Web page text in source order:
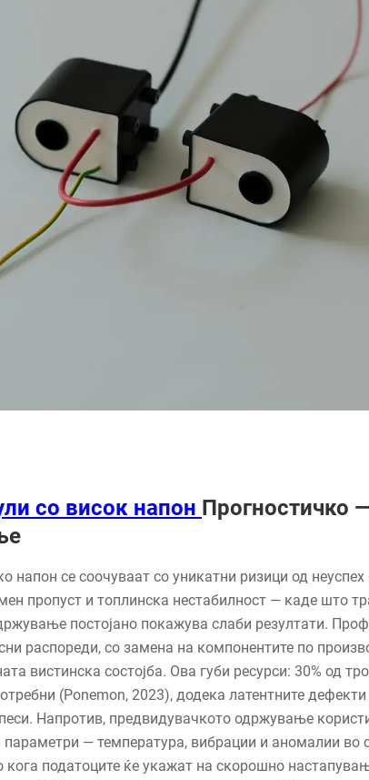
со висок напон Прогностичко
напон се соочуваат со уникатни ризици од
пропуст и топлинска нестабилност — каде што
постојано покажува слаби резултати.
распореди, со замена на компонентите по
вистинска состојба. Ова губи ресурси: 30% од
(Ponemon, 2023), додека латентните
Напротив, предвидувачкото одржување
— температура, вибрации и аномалии во
кога податоците ќе укажат на скорошно